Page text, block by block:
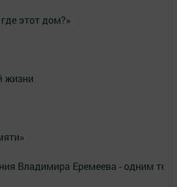
этот дом?»
жизни
Владимира Еремеева - одним